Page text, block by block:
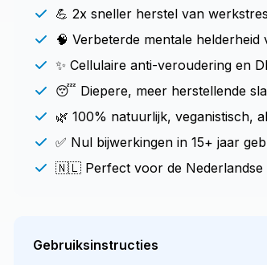
💪 2x sneller herstel van
🧠 Verbeterde mentale
✨ Cellulaire anti-veroudering en
😴 Diepere, meer herstellende
🌿 100% natuurlijk, veganistisch,
✅ Nul bijwerkingen in 15+ jaar
🇳🇱 Perfect voor de Nederlandse
Gebruiksinstructies